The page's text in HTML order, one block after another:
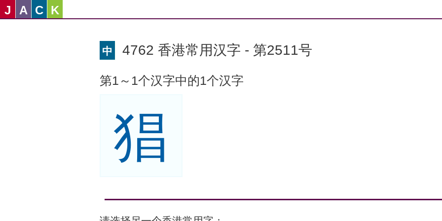
J A C K
中 4762 香港常用汉字 - 第2511号
第1～1个汉字中的1个汉字
猖